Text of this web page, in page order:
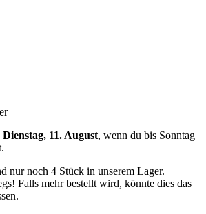
11. August, wenn du bis Sonntag
nur noch 4 Stück in unserem Lager.
Falls mehr bestellt wird, könnte dies das